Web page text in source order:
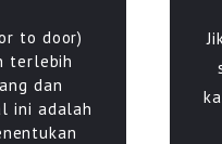
to door)
terlebih
dan
ini adalah